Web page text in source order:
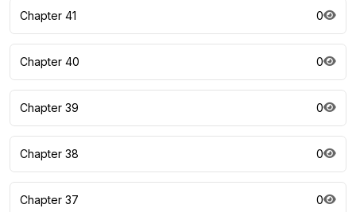
Chapter 41 0
Chapter 40 0
Chapter 39 0
Chapter 38 0
Chapter 37 0